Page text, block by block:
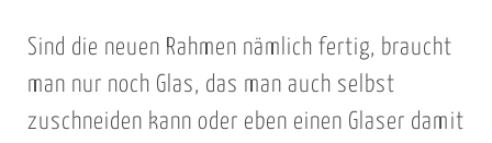
Sind die neuen Rahmen nämlich fertig, braucht
man nur noch Glas, das man auch selbst
zuschneiden kann oder eben einen Glaser damit